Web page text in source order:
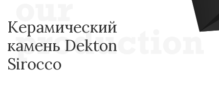
Керамический
камень Dekton
Sirocco